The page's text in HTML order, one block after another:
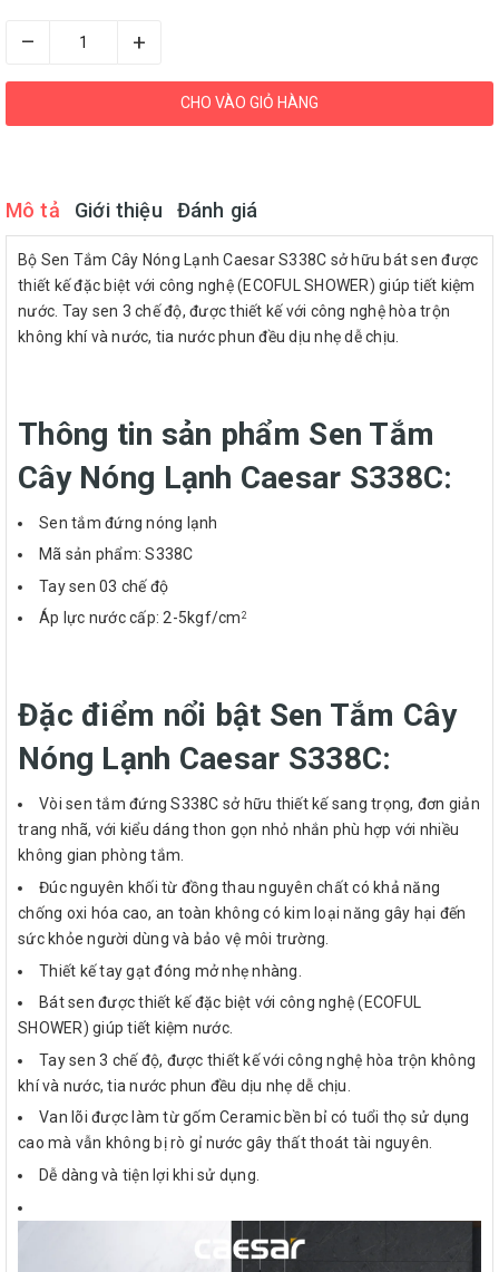
– +
CHO VÀO GIỎ HÀNG
Mô tả Giới thiệu Đánh giá
Bộ Sen Tắm Cây Nóng Lạnh Caesar S338C sở hữu bát sen được
thiết kế đặc biệt với công nghệ (ECOFUL SHOWER) giúp tiết kiệm
nước. Tay sen 3 chế độ, được thiết kế với công nghệ hòa trộn
không khí và nước, tia nước phun đều dịu nhẹ dễ chịu.
Thông tin sản phẩm Sen Tắm
Cây Nóng Lạnh Caesar S338C:
Sen tắm đứng nóng lạnh
Mã sản phẩm: S338C
Tay sen 03 chế độ
Áp lực nước cấp: 2-5kgf/cm 2
Đặc điểm nổi bật Sen Tắm Cây
Nóng Lạnh Caesar S338C:
Vòi sen tắm đứng S338C sở hữu thiết kế sang trọng, đơn giản
trang nhã, với kiểu dáng thon gọn nhỏ nhắn phù hợp với nhiều
không gian phòng tắm.
Đúc nguyên khối từ đồng thau nguyên chất có khả năng
chống oxi hóa cao, an toàn không có kim loại năng gây hại đến
sức khỏe người dùng và bảo vệ môi trường.
Thiết kế tay gạt đóng mở nhẹ nhàng.
Bát sen được thiết kế đặc biệt với công nghệ (ECOFUL
SHOWER) giúp tiết kiệm nước.
Tay sen 3 chế độ, được thiết kế với công nghệ hòa trộn không
khí và nước, tia nước phun đều dịu nhẹ dễ chịu.
Van lõi được làm từ gốm Ceramic bền bỉ có tuổi thọ sử dụng
cao mà vẫn không bị rò gỉ nước gây thất thoát tài nguyên.
Dễ dàng và tiện lợi khi sử dụng.